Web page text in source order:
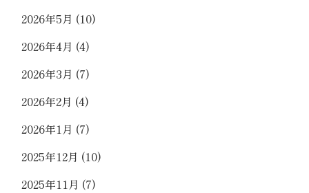
2026年5月 (10)
2026年4月 (4)
2026年3月 (7)
2026年2月 (4)
2026年1月 (7)
2025年12月 (10)
2025年11月 (7)